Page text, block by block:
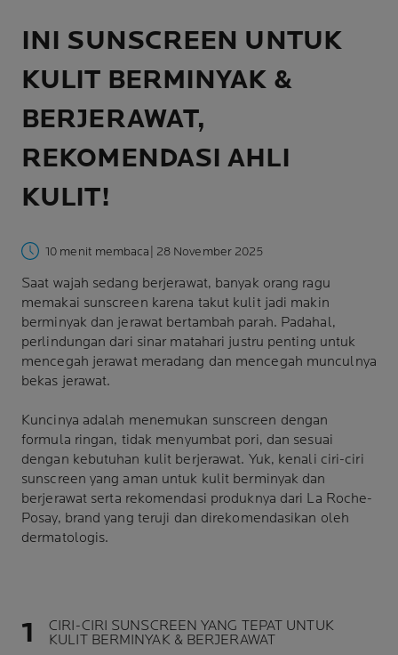
INI SUNSCREEN UNTUK
KULIT BERMINYAK &
BERJERAWAT,
REKOMENDASI AHLI
KULIT!
10 menit membaca | 28 November 2025
Saat wajah sedang berjerawat, banyak orang ragu
memakai sunscreen karena takut kulit jadi makin
berminyak dan jerawat bertambah parah. Padahal,
perlindungan dari sinar matahari justru penting untuk
mencegah jerawat meradang dan mencegah munculnya
bekas jerawat.
Kuncinya adalah menemukan sunscreen dengan
formula ringan, tidak menyumbat pori, dan sesuai
dengan kebutuhan kulit berjerawat. Yuk, kenali ciri-ciri
sunscreen yang aman untuk kulit berminyak dan
berjerawat serta rekomendasi produknya dari La Roche-
Posay, brand yang teruji dan direkomendasikan oleh
dermatologis.
CIRI-CIRI SUNSCREEN YANG TEPAT UNTUK
KULIT BERMINYAK & BERJERAWAT